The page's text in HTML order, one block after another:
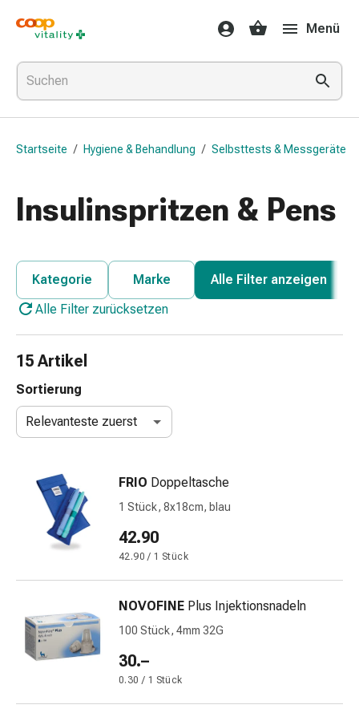
Medikamente
&
Gesundheit
Grippe
&
Erkältung
Grippe-
Medikamente
Bronchitis
Inhalationsgeräte
Schnupfen
Wund-
Elastische
Wundbinden
Fingerverbände
Fixationspflaster
Gazen
Kompressionsbinden
Pflaster
Pflasterbinden,
Tapes
Menü
Startseite / Hygiene & Behandlung / Selbsttests & Messgeräte
Insulinspritzen & Pens
Kategorie Marke
Alle Filter anzeigen
Alle Filter zurücksetzen
15 Artikel
Sortierung
Relevanteste zuerst
FRIO Doppeltasche
1 Stück, 8x18cm, blau
42.90
42.90 / 1 Stück
NOVOFINE Plus Injektionsnadeln
100 Stück, 4mm 32G
30.–
0.30 / 1 Stück